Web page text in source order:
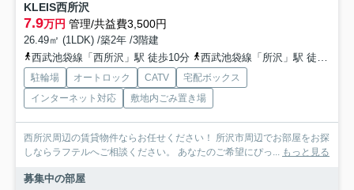
KLEIS西所沢
7.9万円 管理/共益費3,500円
26.49㎡ (1LDK) /築2年 /3階建
西武池袋線「西所沢」駅 徒歩10分
西武池袋線「所沢」駅 徒歩12分
駐輪場 オートロック CATV
宅配ボックス
インターネット対応
敷地内ごみ置き場
西所沢周辺の賃貸物件ならお任せください！ 所沢市周辺でお部屋をお探
しならラフテルへご相談ください。 あなたのご希望にぴっ... もっと見る
募集中の部屋